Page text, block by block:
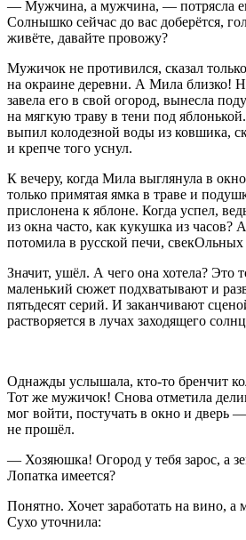
— Мужчина, а мужчина, — потрясла
Солнышко сейчас до вас доберётся,
живёте, давайте провожу?
Мужичок не противился, сказал
на окраине деревни. А Мила близко!
завела его в свой огород, вынесла
на мягкую траву в тени под
выпил колодезной воды из ковшика,
и крепче того уснул.
К вечеру, когда Мила выглянула в
только примятая ямка в траве и
прислонена к яблоне. Когда успел,
из окна часто, как кукушка из
потомила в русской печи, свекОльных
Значит, ушёл. А чего она хотела? Это
маленький сюжет подхватывают и
пятьдесят серий. И заканчивают
растворяется в лучах заходящего
Однажды услышала, кто-то бренчит
Тот же мужичок! Снова отметила
мог войти, постучать в окно и дверь
не прошёл.
— Хозяюшка! Огород у тебя зарос, а
Лопатка имеется?
Понятно. Хочет заработать на вино, а
Сухо уточнила: